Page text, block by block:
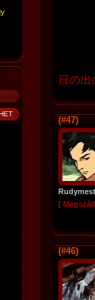
日の
(#47)
[
(#46)